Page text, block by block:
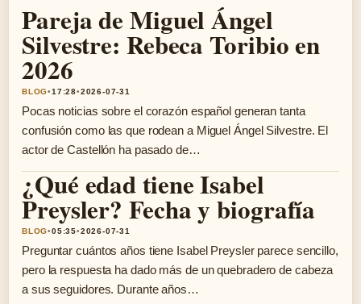
Pareja de Miguel Ángel
Silvestre: Rebeca Toribio en
2026
BLOG•17:28•2026-07-31
Pocas noticias sobre el corazón español generan tanta
confusión como las que rodean a Miguel Ángel Silvestre. El
actor de Castellón ha pasado de…
¿Qué edad tiene Isabel
Preysler? Fecha y biografía
BLOG•05:35•2026-07-31
Preguntar cuántos años tiene Isabel Preysler parece sencillo,
pero la respuesta ha dado más de un quebradero de cabeza
a sus seguidores. Durante años…